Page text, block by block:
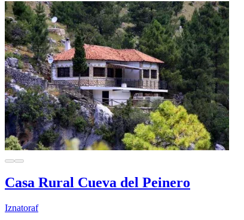
Casa Rural Cueva del Peinero
Iznatoraf